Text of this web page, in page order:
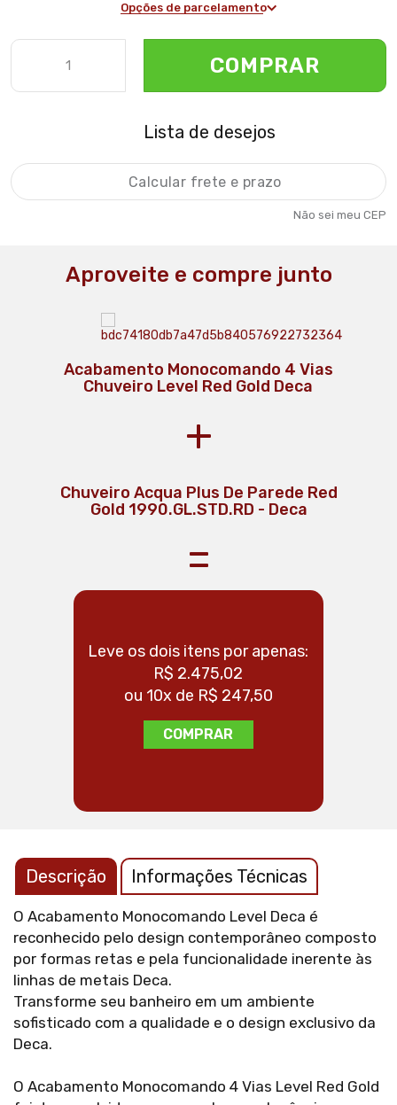
Opções de parcelamento
COMPRAR
Lista de desejos
Não sei meu CEP
Aproveite e compre junto
Acabamento Monocomando 4 Vias
Chuveiro Level Red Gold Deca
+
Chuveiro Acqua Plus De Parede Red
Gold 1990.GL.STD.RD - Deca
=
Leve os dois itens por apenas:
R$ 2.475,02
ou 10x de R$ 247,50
COMPRAR
Descrição Informações Técnicas
O Acabamento Monocomando Level Deca é
reconhecido pelo design contemporâneo composto
por formas retas e pela funcionalidade inerente às
linhas de metais Deca.
Transforme seu banheiro em um ambiente
sofisticado com a qualidade e o design exclusivo da
Deca.
O Acabamento Monocomando 4 Vias Level Red Gold